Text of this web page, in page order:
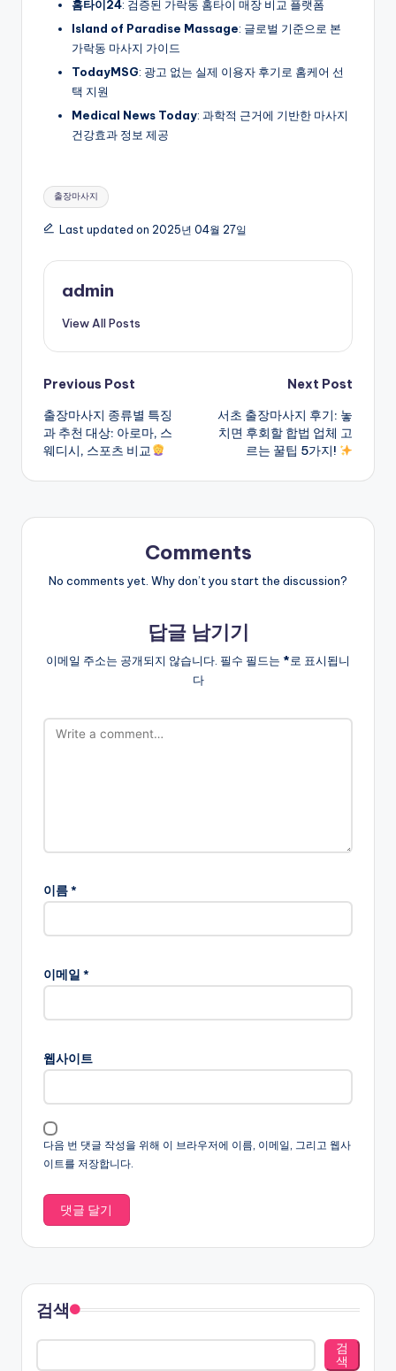
홈타이24: 검증된 가락동 홈타이 매장 비교 플랫폼
Island of Paradise Massage: 글로벌 기준으로 본
가락동 마사지 가이드
TodayMSG: 광고 없는 실제 이용자 후기로 홈케어 선
택 지원
Medical News Today: 과학적 근거에 기반한 마사지
건강효과 정보 제공
Tags:
출장마사지
Last updated on 2025년 04월 27일
admin
View All Posts
Post
navigation
Previous Post
출장마사지 종류별 특징
과 추천 대상: 아로마, 스
웨디시, 스포츠 비교
Next Post
서초 출장마사지 후기: 놓
치면 후회할 합법 업체 고
르는 꿀팁 5가지!
Comments
No comments yet. Why don’t you start the discussion?
답글 남기기
이메일 주소는 공개되지 않습니다. 필수 필드는 *로 표시됩니
다
이름*
이메일 *
웹사이트
다음 번 댓글 작성을 위해 이 브라우저에 이름, 이메일, 그리고 웹사
이트를 저장합니다.
검색
검
색